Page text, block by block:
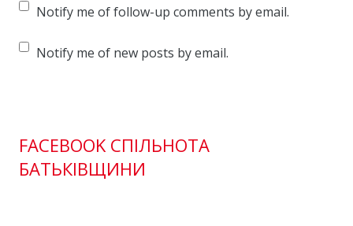
Notify me of follow-up comments by email.
Notify me of new posts by email.
FACEBOOK СПІЛЬНОТА
БАТЬКІВЩИНИ